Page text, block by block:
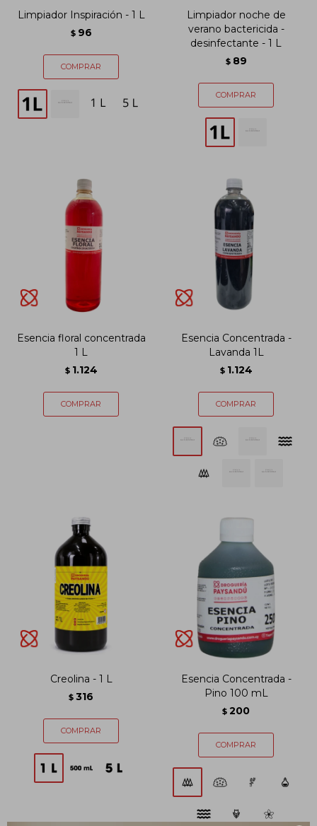
Limpiador Inspiración - 1 L
$ 96
Limpiador noche de
verano bactericida -
desinfectante - 1 L
$ 89
Esencia floral concentrada
1 L
$ 1.124
Esencia Concentrada -
Lavanda 1L
$ 1.124
Creolina - 1 L
$ 316
Esencia Concentrada -
Pino 100 mL
$ 200